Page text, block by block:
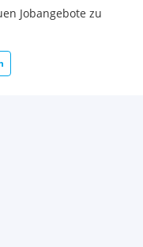
Jobangebote zu